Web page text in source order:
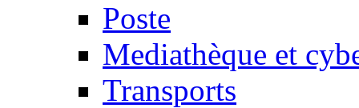
Poste
Mediathèque et
Transports